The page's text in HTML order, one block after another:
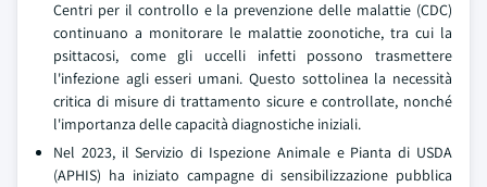
Centri per il controllo e la prevenzione delle malattie (CDC)
continuano a monitorare le malattie zoonotiche, tra cui la
psittacosi, come gli uccelli infetti possono trasmettere
l'infezione agli esseri umani. Questo sottolinea la necessità
critica di misure di trattamento sicure e controllate, nonché
l'importanza delle capacità diagnostiche iniziali.
Nel 2023, il Servizio di Ispezione Animale e Pianta di USDA
(APHIS) ha iniziato campagne di sensibilizzazione pubblica